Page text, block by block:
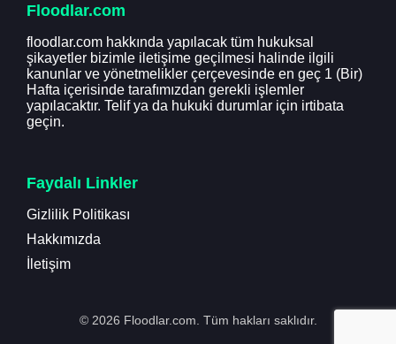
Floodlar.com
floodlar.com hakkında yapılacak tüm hukuksal
şikayetler bizimle iletişime geçilmesi halinde ilgili
kanunlar ve yönetmelikler çerçevesinde en geç 1 (Bir)
Hafta içerisinde tarafımızdan gerekli işlemler
yapılacaktır. Telif ya da hukuki durumlar için irtibata
geçin.
Faydalı Linkler
Gizlilik Politikası
Hakkımızda
İletişim
© 2026 Floodlar.com. Tüm hakları saklıdır.